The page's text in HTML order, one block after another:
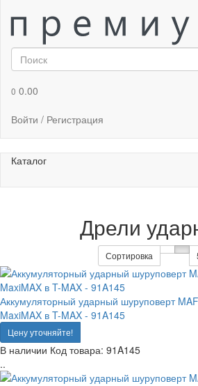
0 0.00
Войти / Регистрация
Каталог
Дрели
Сортировка
Аккумуляторный ударный шуруповерт
MaxiMAX в T-MAX - 91A145
Цену уточняйте!
В наличии Код товара: 91A145
..